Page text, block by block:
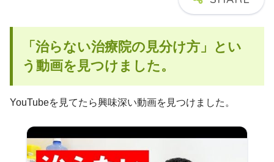
「治らない治療院の見分け方」とい
う動画を見つけました。
YouTubeを見てたら興味深い動画を見つけました。